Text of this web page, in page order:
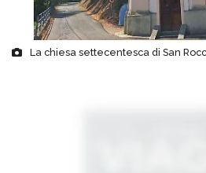
La chiesa settecentesca di San